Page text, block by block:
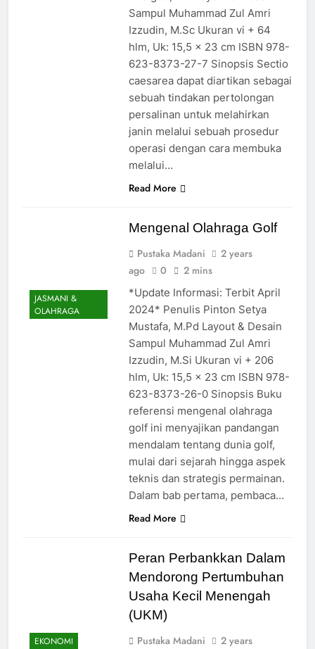
Sampul Muhammad Zul Amri
Izzudin, M.Sc Ukuran vi + 64
hlm, Uk: 15,5 x 23 cm ISBN 978-
623-8373-27-7 Sinopsis Sectio
caesarea dapat diartikan sebagai
sebuah tindakan pertolongan
persalinan untuk melahirkan
janin melalui sebuah prosedur
operasi dengan cara membuka
melalui…
Read More
JASMANI &
OLAHRAGA
Mengenal Olahraga Golf
Pustaka Madani
2 years
ago
0 2 mins
*Update Informasi: Terbit April
2024* Penulis Pinton Setya
Mustafa, M.Pd Layout & Desain
Sampul Muhammad Zul Amri
Izzudin, M.Si Ukuran vi + 206
hlm, Uk: 15,5 x 23 cm ISBN 978-
623-8373-26-0 Sinopsis Buku
referensi mengenal olahraga
golf ini menyajikan pandangan
mendalam tentang dunia golf,
mulai dari sejarah hingga aspek
teknis dan strategis permainan.
Dalam bab pertama, pembaca…
Read More
EKONOMI
Peran Perbankkan Dalam
Mendorong Pertumbuhan
Usaha Kecil Menengah
(UKM)
Pustaka Madani
2 years